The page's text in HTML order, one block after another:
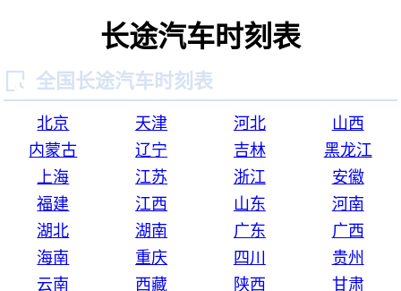
长途汽车时刻表
 全国长途汽车时刻表
北京 天津 河北
山西
内蒙古
辽宁 吉林
黑龙江
上海
江苏 浙江
安徽
福建
江西 山东
河南
湖北
湖南 广东
广西
海南
重庆 四川
贵州
云南
西藏 陕西
甘肃